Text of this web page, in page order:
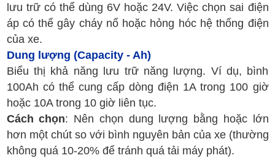
lưu trữ có thể dùng 6V hoặc 24V. Việc chọn sai điện
áp có thể gây cháy nổ hoặc hỏng hóc hệ thống điện
của xe.
Dung lượng (Capacity - Ah)
Biểu thị khả năng lưu trữ năng lượng. Ví dụ, bình
100Ah có thể cung cấp dòng điện 1A trong 100 giờ
hoặc 10A trong 10 giờ liên tục.
Cách chọn: Nên chọn dung lượng bằng hoặc lớn
hơn một chút so với bình nguyên bản của xe (thường
không quá 10-20% để tránh quá tải máy phát).